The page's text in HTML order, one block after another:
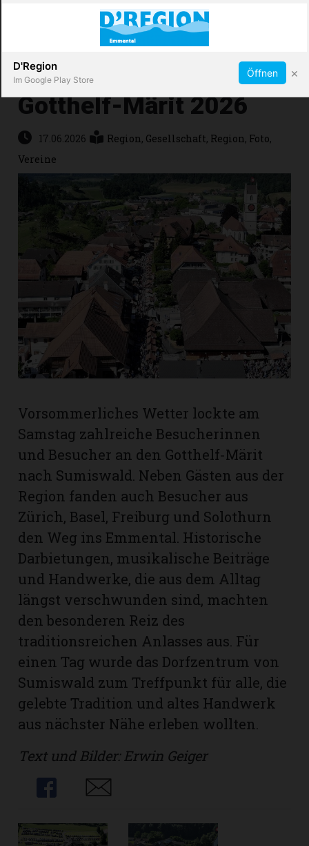
Immobilien
Veranstaltungen
Stellen
Paper
App
Abonnieren
Gotthelf-Märit 2026
17.06.2026 Region, Gesellschaft, Region, Foto,
Vereine
Vorsommerliches Wetter lockte am
Samstag zahlreiche Besucherinnen
und Besucher an den Gotthelf-Märit
nach Sumiswald. Neben Gästen aus der
Region fanden auch Besucher aus
Zürich, Basel, Freiburg und Solothurn
den Weg ins Emmental. Historische
Darbietungen, musikalische Beiträge
und Handwerke, die aus dem Alltag
längst verschwunden sind, machten
den besonderen Reiz des
traditionsreichen Anlasses aus. Für
einen Tag wurde das Dorfzentrum von
Sumiswald zum Treffpunkt für alle, die
gelebte Tradition und altes Handwerk
aus nächster Nähe erleben wollten.
Text und Bilder: Erwin Geiger
Share
Share
D'Region
Im Google Play Store
Öffnen ×